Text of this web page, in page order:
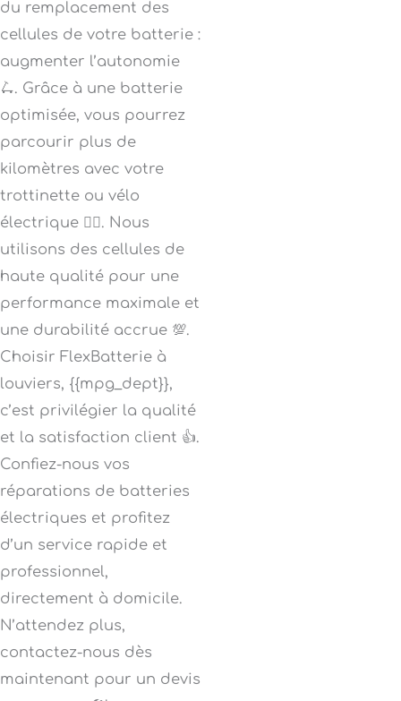
du remplacement des
cellules de votre batterie :
augmenter l’autonomie
🛴. Grâce à une batterie
optimisée, vous pourrez
parcourir plus de
kilomètres avec votre
trottinette ou vélo
électrique 🚴‍♀️. Nous
utilisons des cellules de
haute qualité pour une
performance maximale et
une durabilité accrue 💯.
Choisir FlexBatterie à
louviers, {{mpg_dept}},
c’est privilégier la qualité
et la satisfaction client 👍.
Confiez-nous vos
réparations de batteries
électriques et profitez
d’un service rapide et
professionnel,
directement à domicile.
N’attendez plus,
contactez-nous dès
maintenant pour un devis